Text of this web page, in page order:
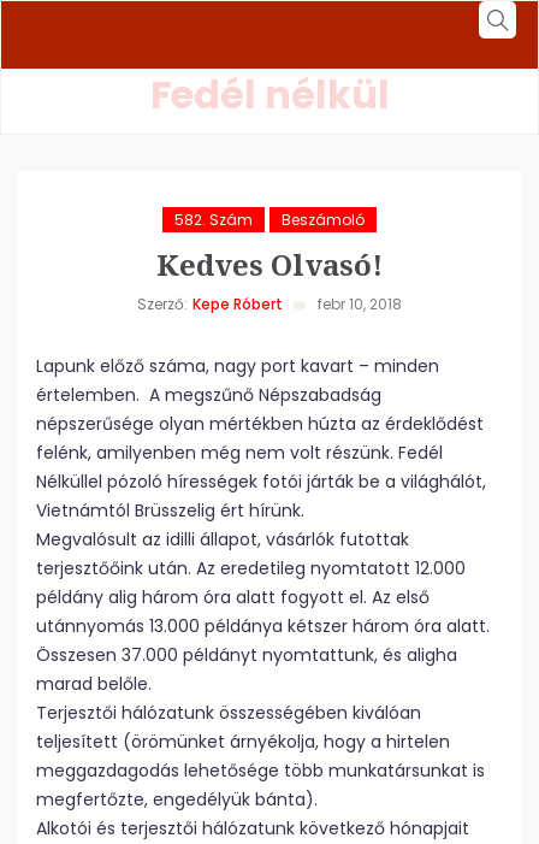
Fedél nélkül
582. Szám Beszámoló
Kedves Olvasó!
Szerző: Kepe Róbert febr 10, 2018
Lapunk előző száma, nagy port kavart – minden
értelemben. A megszűnő Népszabadság
népszerűsége olyan mértékben húzta az érdeklődést
felénk, amilyenben még nem volt részünk. Fedél
Nélküllel pózoló hírességek fotói járták be a világhálót,
Vietnámtól Brüsszelig ért hírünk.
Megvalósult az idilli állapot, vásárlók futottak
terjesztőőink után. Az eredetileg nyomtatott 12.000
példány alig három óra alatt fogyott el. Az első
utánnyomás 13.000 példánya kétszer három óra alatt.
Összesen 37.000 példányt nyomtattunk, és aligha
marad belőle.
Terjesztői hálózatunk összességében kiválóan
teljesített (örömünket árnyékolja, hogy a hirtelen
meggazdagodás lehetősége több munkatársunkat is
megfertőzte, engedélyük bánta).
Alkotói és terjesztői hálózatunk következő hónapjait